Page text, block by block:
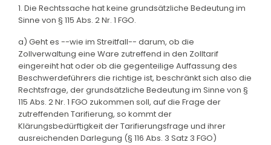
1. Die Rechtssache hat keine grundsätzliche Bedeutung im
Sinne von § 115 Abs. 2 Nr. 1 FGO.
a) Geht es --wie im Streitfall-- darum, ob die
Zollverwaltung eine Ware zutreffend in den Zolltarif
eingereiht hat oder ob die gegenteilige Auffassung des
Beschwerdeführers die richtige ist, beschränkt sich also die
Rechtsfrage, der grundsätzliche Bedeutung im Sinne von §
115 Abs. 2 Nr. 1 FGO zukommen soll, auf die Frage der
zutreffenden Tarifierung, so kommt der
Klärungsbedürftigkeit der Tarifierungsfrage und ihrer
ausreichenden Darlegung (§ 116 Abs. 3 Satz 3 FGO)